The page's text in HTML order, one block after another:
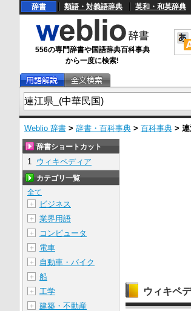
辞書 類語・対義語辞典 英和・和英辞典
556の専門辞書や国語辞典百科事典
から一度に検索!
Weblio 辞書 > 辞書・百科事典 > 百科事典 >
ウィキペ
辞書ショートカット
1 ウィキペディア
カテゴリ一覧
全て
＋
ビジネス
＋ 業界用語
＋ コンピュータ
＋ 電車
＋ 自動車・バイク
＋ 船
＋ 工学
＋ 建築・不動産